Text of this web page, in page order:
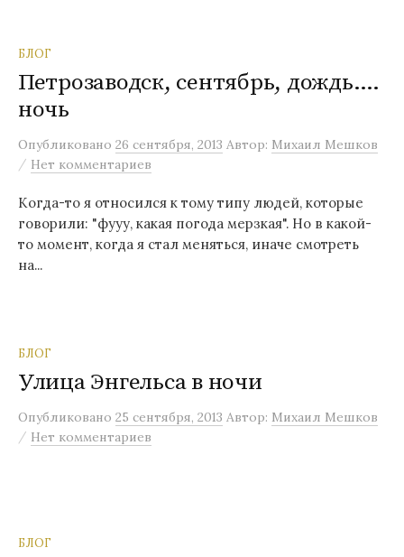
БЛОГ
Петрозаводск, сентябрь, дождь….
ночь
Опубликовано 26 сентября, 2013 Автор: Михаил Мешков
/ Нет комментариев
Когда-то я относился к тому типу людей, которые
говорили: "фууу, какая погода мерзкая". Но в какой-
то момент, когда я стал меняться, иначе смотреть
на...
БЛОГ
Улица Энгельса в ночи
Опубликовано 25 сентября, 2013 Автор: Михаил Мешков
/ Нет комментариев
БЛОГ